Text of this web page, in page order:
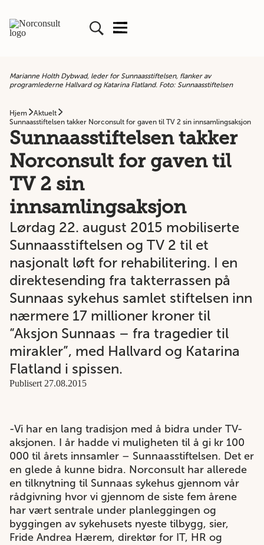
Marianne Holth Dybwad, leder for Sunnaasstiftelsen, flanker av
programlederne Hallvard og Katarina Flatland. Foto: Sunnaasstiftelsen
Hjem
Aktuelt
Sunnaasstiftelsen takker Norconsult for gaven til TV 2 sin innsamlingsaksjon
Sunnaasstiftelsen takker
Norconsult for gaven til
TV 2 sin
innsamlingsaksjon
Lørdag 22. august 2015 mobiliserte
Sunnaasstiftelsen og TV 2 til et
nasjonalt løft for rehabilitering. I en
direktesending fra takterrassen på
Sunnaas sykehus samlet stiftelsen inn
nærmere 17 millioner kroner til
“Aksjon Sunnaas – fra tragedier til
mirakler”, med Hallvard og Katarina
Flatland i spissen.
Publisert 27.08.2015
-Vi har en lang tradisjon med å bidra under TV-
aksjonen. I år hadde vi muligheten til å gi kr 100
000 til årets innsamler – Sunnaasstiftelsen. Det er
en glede å kunne bidra. Norconsult har allerede
en tilknytning til Sunnaas sykehus gjennom vår
rådgivning hvor vi gjennom de siste fem årene
har vært sentrale under planleggingen og
byggingen av sykehusets nyeste tilbygg, sier,
Fride Andrea Hærem, direktør for IT, HR og